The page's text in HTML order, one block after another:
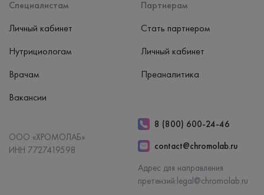
Специалистам
Личный кабинет
Нутрициологам
Врачам
Вакансии
Партнерам
Стать партнером
Личный кабинет
Преаналитика
ООО «ХРОМОЛАБ»
ИНН 7727419598
8 (800) 600-24-46
contact@chromolab.ru
Адрес для направления
претензий:legal@chromolab.ru